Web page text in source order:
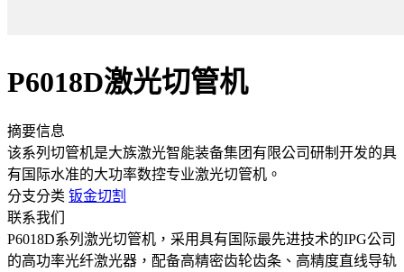
P6018D激光切管机
摘要信息
该系列切管机是大族激光智能装备集团有限公司研制开发的具
有国际水准的大功率数控专业激光切管机。
分支分类 钣金切割
联系我们
P6018D系列激光切管机，采用具有国际最先进技术的IPG公司
的高功率光纤激光器，配备高精密齿轮齿条、高精度直线导轨